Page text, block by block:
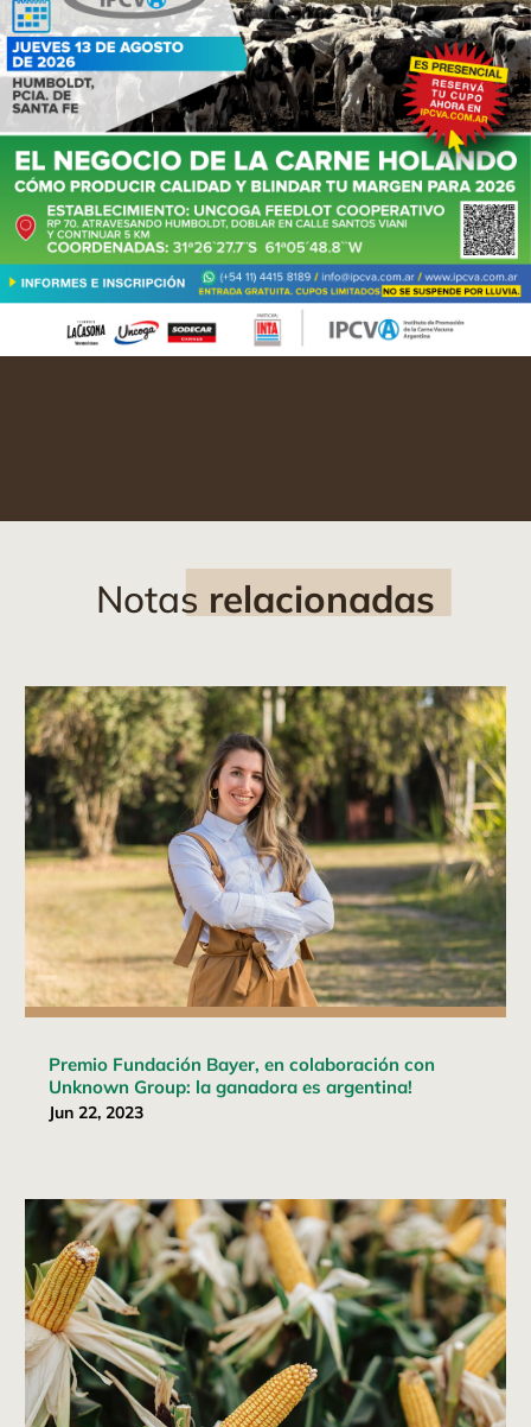
Notas relacionadas
Premio Fundación Bayer, en colaboración con
Unknown Group: la ganadora es argentina!
Jun 22, 2023